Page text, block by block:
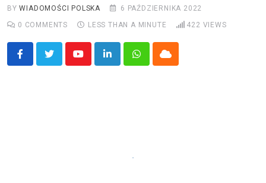
BYWIADOMOŚCI POLSKA
6 PAŹDZIERNIKA 2022
0 COMMENTS LESS THAN A MINUTE 422 VIEWS
YoutubeLinkedInWhatsappCloud